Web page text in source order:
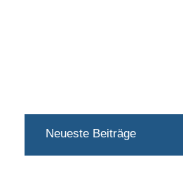
Neueste Beiträge